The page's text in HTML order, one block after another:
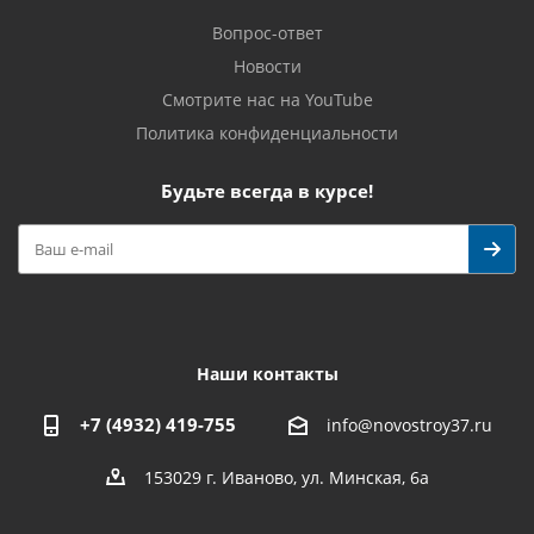
Вопрос-ответ
Новости
Смотрите нас на YouTube
Политика конфиденциальности
Будьте всегда в курсе!
Наши контакты
+7 (4932) 419-755 info@novostroy37.ru
153029 г. Иваново, ул. Минская, 6а